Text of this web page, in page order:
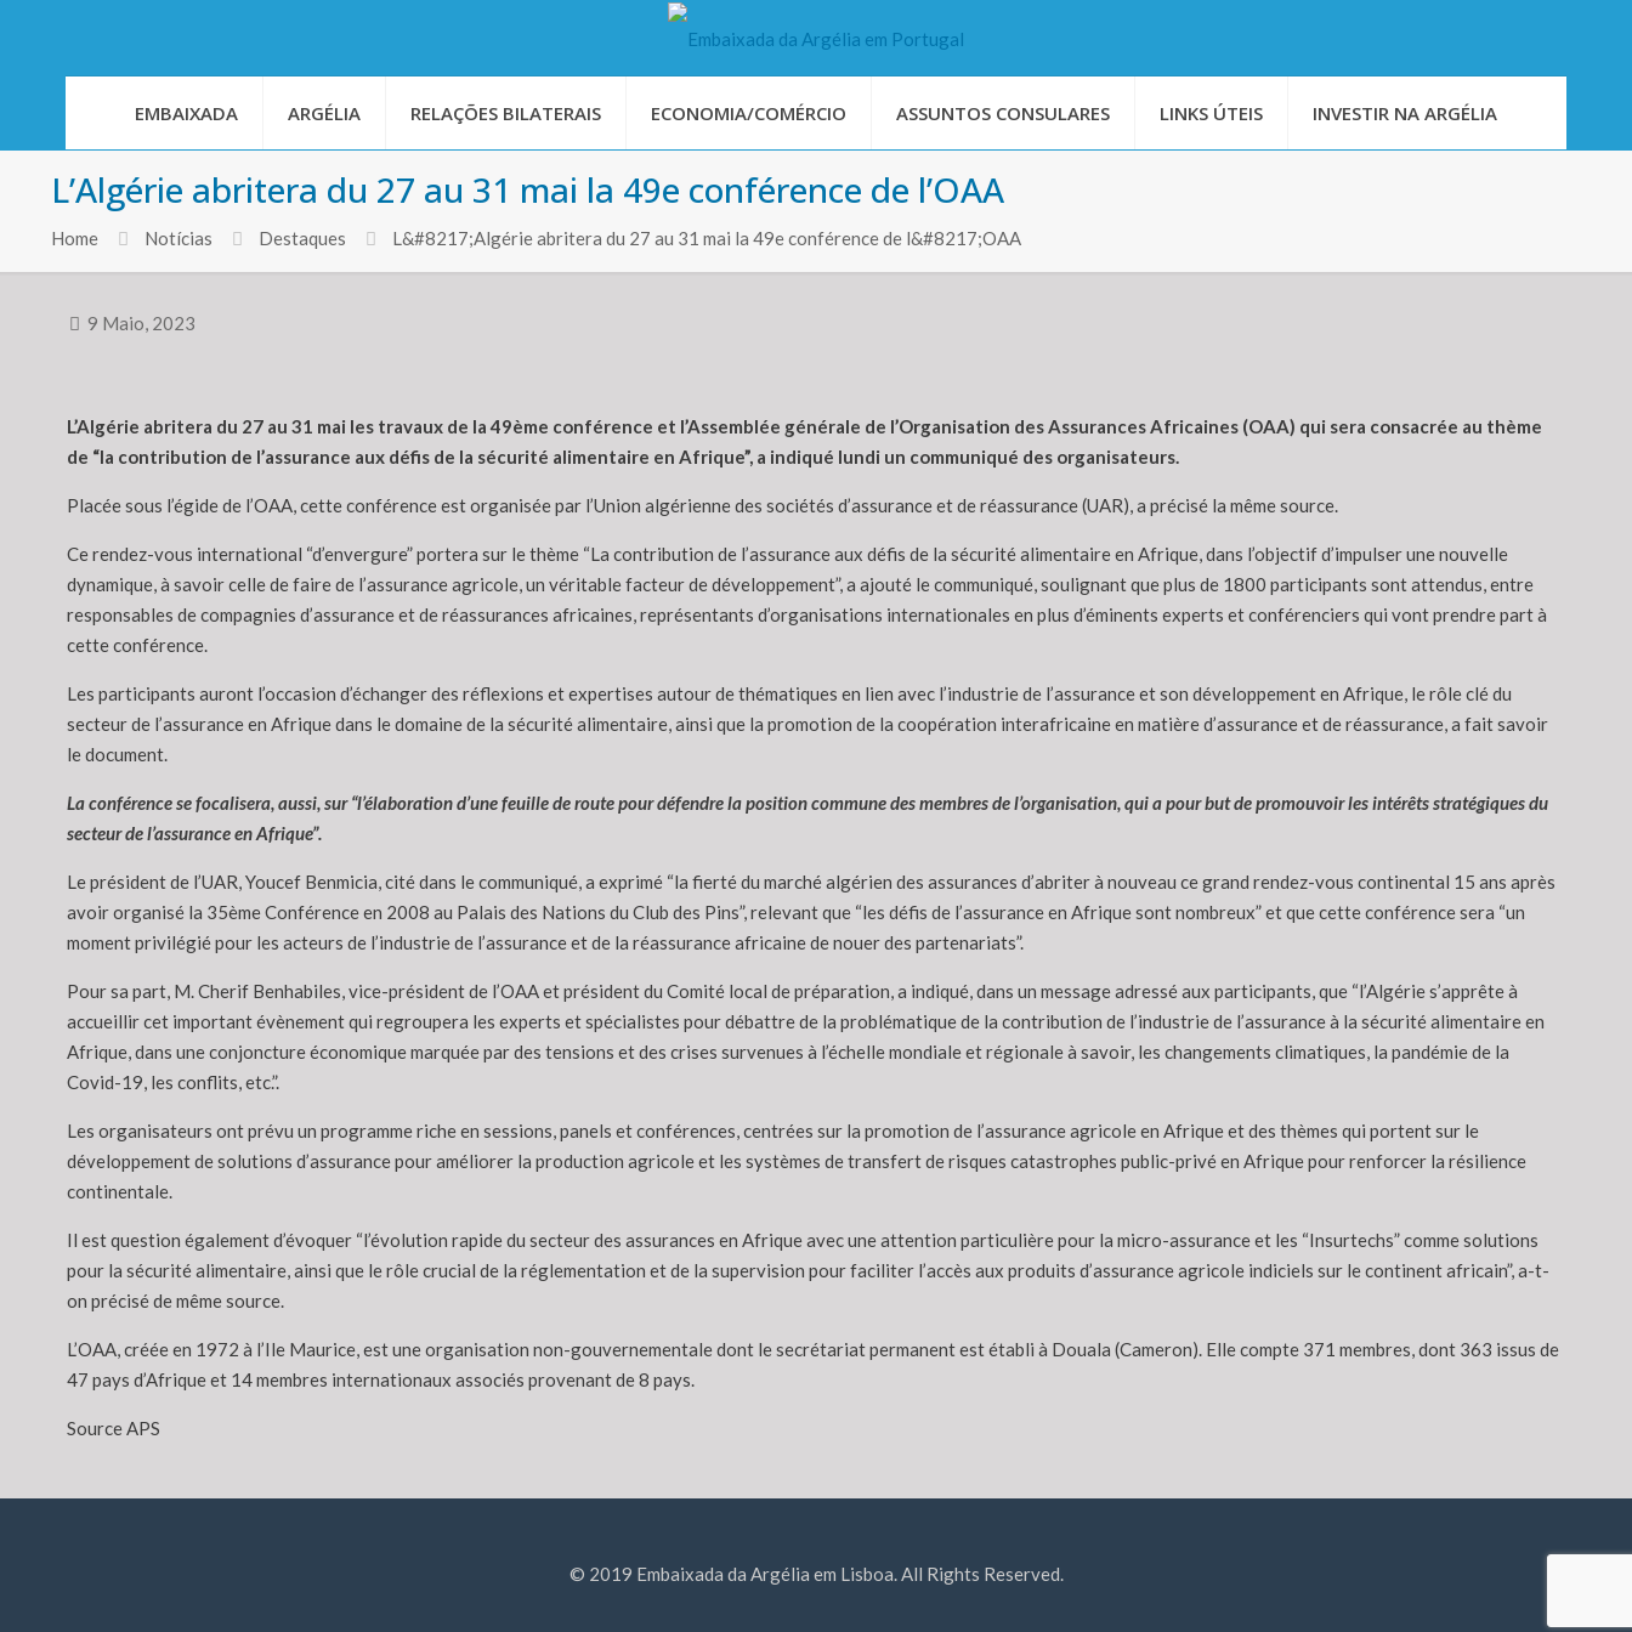
EMBAIXADA ARGÉLIA RELAÇÕES BILATERAIS ECONOMIA/COMÉRCIO ASSUNTOS CONSULARES LINKS ÚTEIS INVESTIR NA ARGÉLIA
L’Algérie abritera du 27 au 31 mai la 49e conférence de l’OAA
Home Notícias Destaques L&#8217;Algérie abritera du 27 au 31 mai la 49e conférence de l&#8217;OAA
9 Maio, 2023
L’Algérie abritera du 27 au 31 mai les travaux de la 49ème conférence et l’Assemblée générale de l’Organisation des Assurances Africaines (OAA) qui sera consacrée au thème
de “la contribution de l’assurance aux défis de la sécurité alimentaire en Afrique”, a indiqué lundi un communiqué des organisateurs.
Placée sous l’égide de l’OAA, cette conférence est organisée par l’Union algérienne des sociétés d’assurance et de réassurance (UAR), a précisé la même source.
Ce rendez-vous international “d’envergure” portera sur le thème “La contribution de l’assurance aux défis de la sécurité alimentaire en Afrique, dans l’objectif d’impulser une nouvelle
dynamique, à savoir celle de faire de l’assurance agricole, un véritable facteur de développement”, a ajouté le communiqué, soulignant que plus de 1800 participants sont attendus, entre
responsables de compagnies d’assurance et de réassurances africaines, représentants d’organisations internationales en plus d’éminents experts et conférenciers qui vont prendre part à
cette conférence.
Les participants auront l’occasion d’échanger des réflexions et expertises autour de thématiques en lien avec l’industrie de l’assurance et son développement en Afrique, le rôle clé du
secteur de l’assurance en Afrique dans le domaine de la sécurité alimentaire, ainsi que la promotion de la coopération interafricaine en matière d’assurance et de réassurance, a fait savoir
le document.
La conférence se focalisera, aussi, sur “l’élaboration d’une feuille de route pour défendre la position commune des membres de l’organisation, qui a pour but de promouvoir les intérêts stratégiques du
secteur de l’assurance en Afrique”.
Le président de l’UAR, Youcef Benmicia, cité dans le communiqué, a exprimé “la fierté du marché algérien des assurances d’abriter à nouveau ce grand rendez-vous continental 15 ans après
avoir organisé la 35ème Conférence en 2008 au Palais des Nations du Club des Pins”, relevant que “les défis de l’assurance en Afrique sont nombreux” et que cette conférence sera “un
moment privilégié pour les acteurs de l’industrie de l’assurance et de la réassurance africaine de nouer des partenariats”.
Pour sa part, M. Cherif Benhabiles, vice-président de l’OAA et président du Comité local de préparation, a indiqué, dans un message adressé aux participants, que “l’Algérie s’apprête à
accueillir cet important évènement qui regroupera les experts et spécialistes pour débattre de la problématique de la contribution de l’industrie de l’assurance à la sécurité alimentaire en
Afrique, dans une conjoncture économique marquée par des tensions et des crises survenues à l’échelle mondiale et régionale à savoir, les changements climatiques, la pandémie de la
Covid-19, les conflits, etc.”.
Les organisateurs ont prévu un programme riche en sessions, panels et conférences, centrées sur la promotion de l’assurance agricole en Afrique et des thèmes qui portent sur le
développement de solutions d’assurance pour améliorer la production agricole et les systèmes de transfert de risques catastrophes public-privé en Afrique pour renforcer la résilience
continentale.
Il est question également d’évoquer “l’évolution rapide du secteur des assurances en Afrique avec une attention particulière pour la micro-assurance et les “Insurtechs” comme solutions
pour la sécurité alimentaire, ainsi que le rôle crucial de la réglementation et de la supervision pour faciliter l’accès aux produits d’assurance agricole indiciels sur le continent africain”, a-t-
on précisé de même source.
L’OAA, créée en 1972 à l’Ile Maurice, est une organisation non-gouvernementale dont le secrétariat permanent est établi à Douala (Cameron). Elle compte 371 membres, dont 363 issus de
47 pays d’Afrique et 14 membres internationaux associés provenant de 8 pays.
Source APS
© 2019 Embaixada da Argélia em Lisboa. All Rights Reserved.